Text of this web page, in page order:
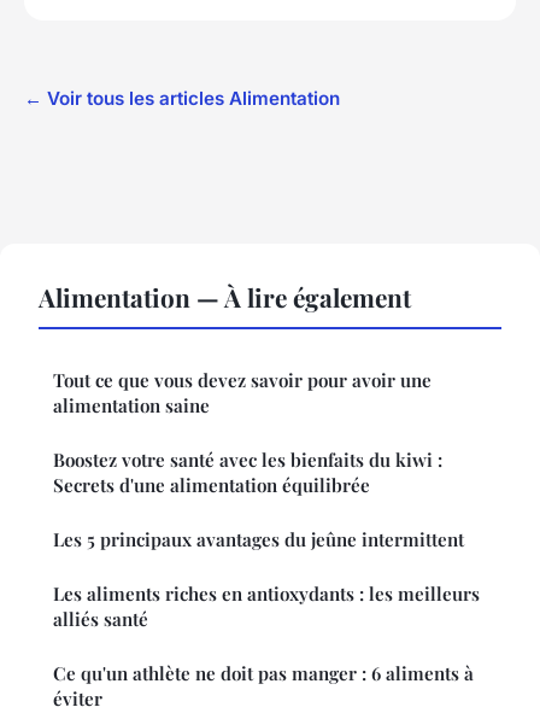
← Voir tous les articles Alimentation
Alimentation — À lire également
Tout ce que vous devez savoir pour avoir une
alimentation saine
Boostez votre santé avec les bienfaits du kiwi :
Secrets d'une alimentation équilibrée
Les 5 principaux avantages du jeûne intermittent
Les aliments riches en antioxydants : les meilleurs
alliés santé
Ce qu'un athlète ne doit pas manger : 6 aliments à
éviter